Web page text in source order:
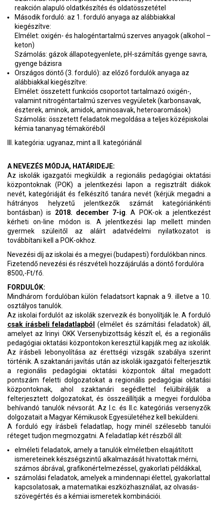
reakción alapuló oldatkészítés és oldatösszetétel
Második forduló: az 1. forduló anyaga az alábbiakkal
kiegészítve:
Elmélet: oxigén- és halogéntartalmú szerves anyagok (alkohol –
keton)
Számolás: gázok állapotegyenlete, pH-számítás gyenge savra,
gyenge bázisra
Országos döntő (3. forduló): az előző fordulók anyaga az
alábbiakkal kiegészítve:
Elmélet: összetett funkciós csoportot tartalmazó oxigén-,
valamint nitrogéntartalmú szerves vegyületek (karbonsavak,
észterek, aminok, amidok, aminosavak, heteroaromások)
Számolás: összetett feladatok megoldása a teljes középiskolai
kémia tananyag témaköréből
III. kategória: ugyanaz, mint a II. kategóriánál
A NEVEZÉS MÓDJA, HATÁRIDEJE:
Az iskolák igazgatói megküldik a regionális pedagógiai oktatási
központoknak (POK) a jelentkezési lapon a regisztrált diákok
nevét, kategóriáját és felkészítő tanára nevét (kérjük megadni a
hátrányos helyzetű jelentkezők számát kategóriánkénti
bontásban) is 2018. december 7-ig . A POK-ok a jelentkezést
kérheti on-line módon is. A jelentkezési lap mellett minden
gyermek szüleitől az aláírt adatvédelmi nyilatkozatot is
továbbítani kell a POK-okhoz.
Nevezési díj az iskolai és a megyei (budapesti) fordulókban nincs.
Fizetendő nevezési és részvételi hozzájárulás a döntő fordulóra
8500,-Ft/fő.
FORDULÓK:
Mindhárom fordulóban külön feladatsort kapnak a 9. illetve a 10.
osztályos tanulók.
Az iskolai fordulót az iskolák szervezik és bonyolítják le. A forduló
csak írásbeli feladatlapból
(elmélet és számítási feladatok) áll,
amelyet az Irinyi OKK Versenybizottság készít el, és a regionális
pedagógiai oktatási központokon keresztül kapják meg az iskolák.
Az írásbeli lebonyolítása az érettségi vizsgák szabálya szerint
történik. A szaktanári javítás után az iskolák igazgatói felterjesztik
a regionális pedagógiai oktatási központok által megadott
pontszám feletti dolgozatokat a regionális pedagógiai oktatási
központoknak, ahol szaktanári segédlettel felülbírálják a
felterjesztett dolgozatokat, és összeállítják a megyei fordulóba
behívandó tanulók névsorát. Az I.c. és II.c. kategóriás versenyzők
dolgozatait a Magyar Kémikusok Egyesületéhez kell beküldeni.
A forduló egy írásbeli feladatlap, hogy minél szélesebb tanulói
réteget tudjon megmozgatni. A feladatlap két részből áll:
elméleti feladatok, amely a tanulók elméletben elsajátított
ismereteinek készségszintű alkalmazását hivatottak mérni,
számos ábrával, grafikonértelmezéssel, gyakorlati példákkal,
számolási feladatok, amelyek a mindennapi élettel, gyakorlattal
kapcsolatosak, a matematikai eszközhasználat, az olvasás-
szövegértés és a kémiai ismeretek kombinációi.